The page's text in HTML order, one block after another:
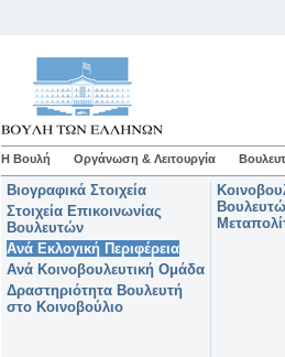
Η Βουλή Οργάνωση & Λειτουργία
Βιογραφικά Στοιχεία
Στοιχεία Επικοινωνίας
Βουλευτών
Ανά Εκλογική Περιφέρεια
Ανά Κοινοβουλευτική Ομάδα
Δραστηριότητα Βουλευτή
στο Κοινοβούλιο